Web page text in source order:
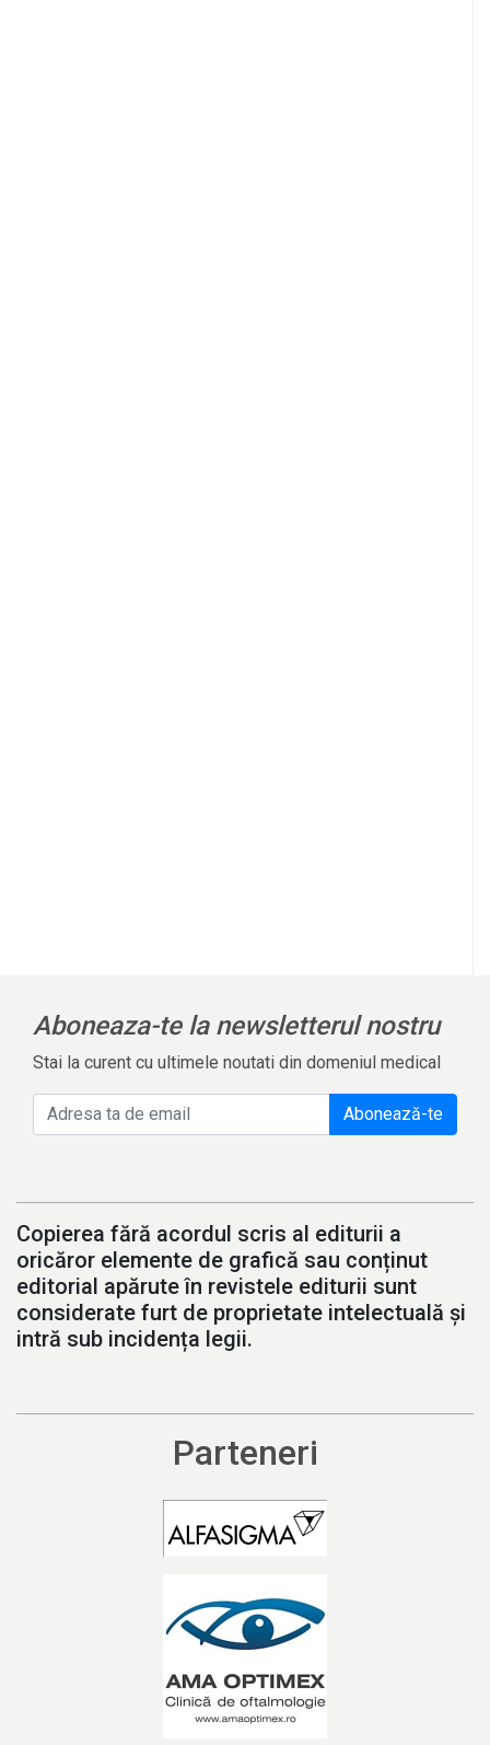
Aboneaza-te la newsletterul nostru
Stai la curent cu ultimele noutati din domeniul medical
Abonează-te
Copierea fără acordul scris al editurii a
oricăror elemente de grafică sau conținut
editorial apărute în revistele editurii sunt
considerate furt de proprietate intelectuală și
intră sub incidența legii.
Parteneri